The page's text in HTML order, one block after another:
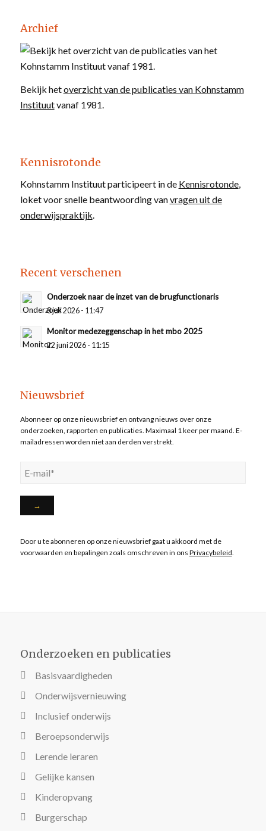
Archief
Bekijk hetoverzicht van de publicaties van Kohnstamm
Instituutvanaf 1981.
Kennisrotonde
Kohnstamm Instituut participeert in de Kennisrotonde,
loket voor snelle beantwoording vanvragen uit de
onderwijspraktijk.
Recent verschenen
Onderzoek naar de inzet van de brugfunctionaris
8 juli 2026 - 11:47
Monitor medezeggenschap in het mbo 2025
22 juni 2026 - 11:15
Nieuwsbrief
Abonneer op onze nieuwsbrief en ontvang nieuws over onze
onderzoeken, rapporten en publicaties. Maximaal 1 keer per maand. E-
mailadressen worden niet aan derden verstrekt.
Door u te abonneren op onze nieuwsbrief gaat u akkoord met de
voorwaarden en bepalingen zoals omschreven in ons Privacybeleid
Onderzoeken en publicaties
Basisvaardigheden
Onderwijsvernieuwing
Inclusief onderwijs
Beroepsonderwijs
Lerende leraren
Gelijke kansen
Kinderopvang
Burgerschap